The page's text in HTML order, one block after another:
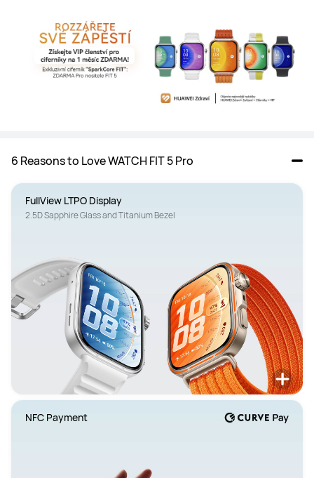
6 Reasons to Love WATCH FIT 5 Pro
FullView LTPO Display
2.5D Sapphire Glass and Titanium Bezel
NFC Payment